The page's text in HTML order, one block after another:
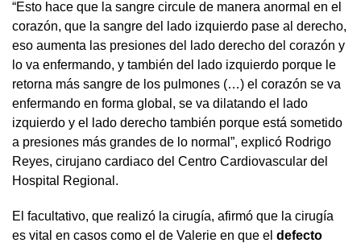
“Esto hace que la sangre circule de manera anormal en el
corazón, que la sangre del lado izquierdo pase al derecho,
eso aumenta las presiones del lado derecho del corazón y
lo va enfermando, y también del lado izquierdo porque le
retorna más sangre de los pulmones (…) el corazón se va
enfermando en forma global, se va dilatando el lado
izquierdo y el lado derecho también porque está sometido
a presiones más grandes de lo normal”, explicó Rodrigo
Reyes, cirujano cardiaco del Centro Cardiovascular del
Hospital Regional.
El facultativo, que realizó la cirugía, afirmó que la cirugía
es vital en casos como el de Valerie en que el defecto